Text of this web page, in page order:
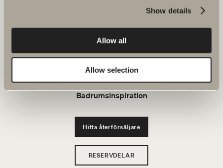
Show details
Allow all
Allow selection
Hållbarhet
Badrumsinspiration
Hitta återförsäljare
RESERVDELAR